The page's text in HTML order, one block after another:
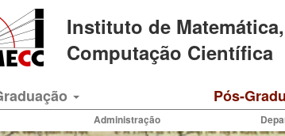
Instituto de
Computação Científica
Pós-
Administração